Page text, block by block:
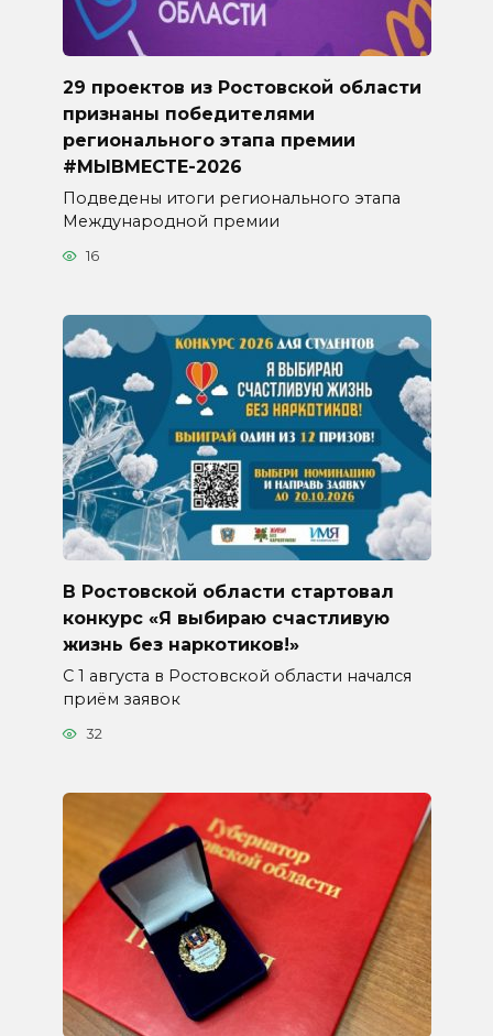
29 проектов из Ростовской области
признаны победителями
регионального этапа премии
#МЫВМЕСТЕ-2026
Подведены итоги регионального этапа
Международной премии
16
В Ростовской области стартовал
конкурс «Я выбираю счастливую
жизнь без наркотиков!»
С 1 августа в Ростовской области начался
приём заявок
32